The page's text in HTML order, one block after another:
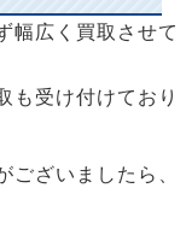
幅広く買取させて
も受け付けており
ございましたら、